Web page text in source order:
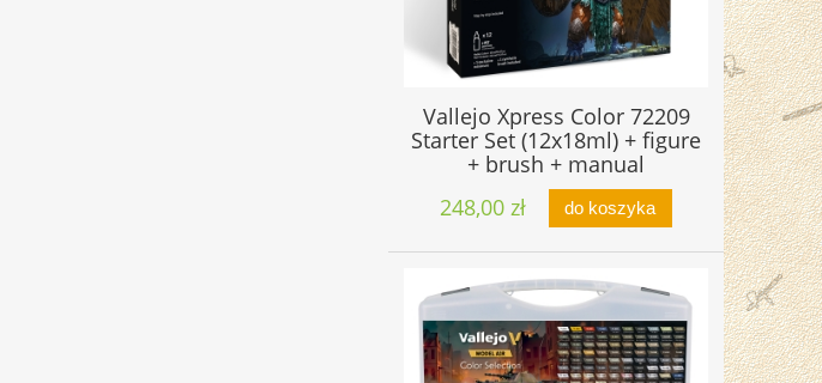
Vallejo Xpress Color 72209
Starter Set (12x18ml) + figure
+ brush + manual
248,00 zł
do koszyka